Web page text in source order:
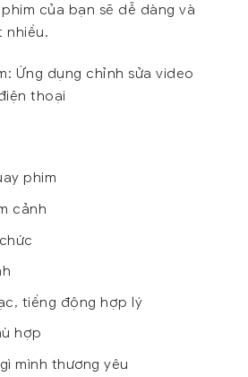
của bạn sẽ dễ dàng và
nhiều.
Ứng dụng chỉnh sửa video
thoại
phim
cảnh
tiếng động hợp lý
hợp
mình thương yêu